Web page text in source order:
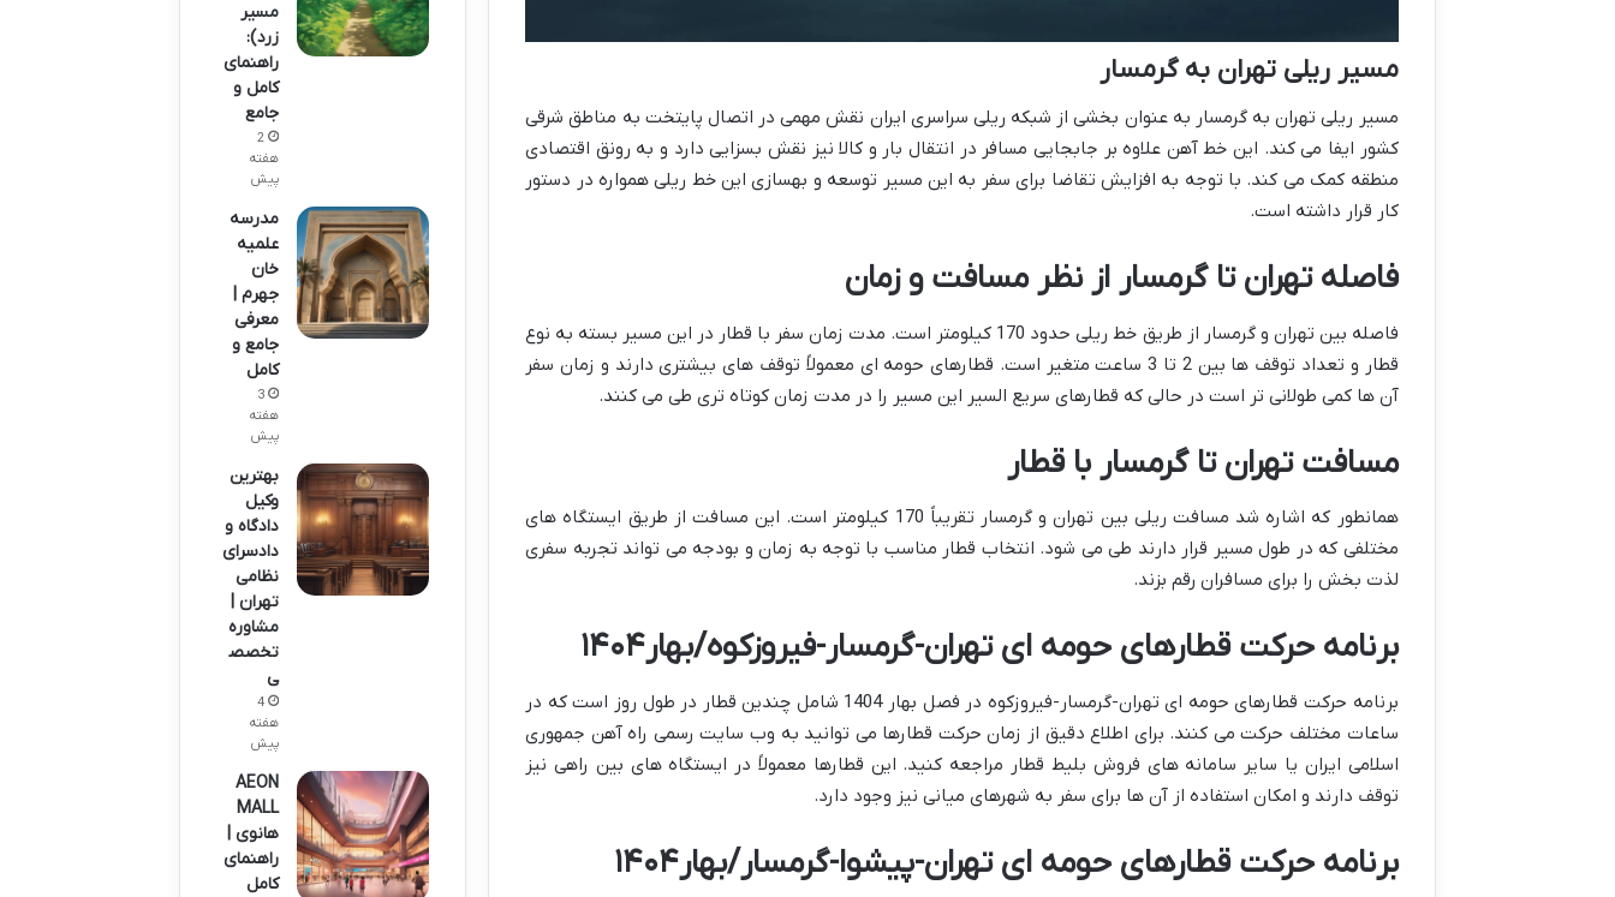
مسیر ریلی تهران به گرمسار
مسیر ریلی تهران به گرمسار به عنوان بخشی از شبکه ریلی سراسری ایران نقش مهمی در اتصال پایتخت به مناطق شرقی
کشور ایفا می کند. این خط آهن علاوه بر جابجایی مسافر در انتقال بار و کالا نیز نقش بسزایی دارد و به رونق اقتصادی
منطقه کمک می کند. با توجه به افزایش تقاضا برای سفر به این مسیر توسعه و بهسازی این خط ریلی همواره در دستور
کار قرار داشته است.
فاصله تهران تا گرمسار از نظر مسافت و زمان
فاصله بین تهران و گرمسار از طریق خط ریلی حدود 170 کیلومتر است. مدت زمان سفر با قطار در این مسیر بسته به نوع
قطار و تعداد توقف ها بین 2 تا 3 ساعت متغیر است. قطارهای حومه ای معمولاً توقف های بیشتری دارند و زمان سفر
آن ها کمی طولانی تر است در حالی که قطارهای سریع السیر این مسیر را در مدت زمان کوتاه تری طی می کنند.
مسافت تهران تا گرمسار با قطار
همانطور که اشاره شد مسافت ریلی بین تهران و گرمسار تقریباً 170 کیلومتر است. این مسافت از طریق ایستگاه های
مختلفی که در طول مسیر قرار دارند طی می شود. انتخاب قطار مناسب با توجه به زمان و بودجه می تواند تجربه سفری
لذت بخش را برای مسافران رقم بزند.
برنامه حرکت قطارهای حومه ای تهران-گرمسار-فیروزکوه/بهار۱۴۰۴
برنامه حرکت قطارهای حومه ای تهران-گرمسار-فیروزکوه در فصل بهار 1404 شامل چندین قطار در طول روز است که در
ساعات مختلف حرکت می کنند. برای اطلاع دقیق از زمان حرکت قطارها می توانید به وب سایت رسمی راه آهن جمهوری
اسلامی ایران یا سایر سامانه های فروش بلیط قطار مراجعه کنید. این قطارها معمولاً در ایستگاه های بین راهی نیز
توقف دارند و امکان استفاده از آن ها برای سفر به شهرهای میانی نیز وجود دارد.
برنامه حرکت قطارهای حومه ای تهران-پیشوا-گرمسار/بهار۱۴۰۴
مسیر
زرد):
راهنمای
کامل و
جامع
2
هفته
پیش
مدرسه
علمیه
خان
جهرم |
معرفی
جامع و
کامل
3
هفته
پیش
بهترین
وکیل
دادگاه و
دادسرای
نظامی
تهران |
مشاوره
تخصص
ی
4
هفته
پیش
AEON
MALL
هانوی |
راهنمای
کامل